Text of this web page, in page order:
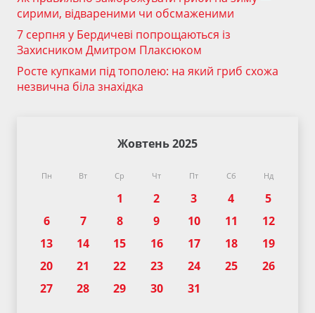
сирими, відвареними чи обсмаженими
7 серпня у Бердичеві попрощаються із
Захисником Дмитром Плаксюком
Росте купками під тополею: на який гриб схожа
незвична біла знахідка
Жовтень 2025
Пн Вт Ср Чт Пт Сб Нд
1 2 3 4
5
6
7 8 9 10 11
12
13
14 15 16 17 18
19
20
21 22 23 24 25
26
27
28 29 30 31